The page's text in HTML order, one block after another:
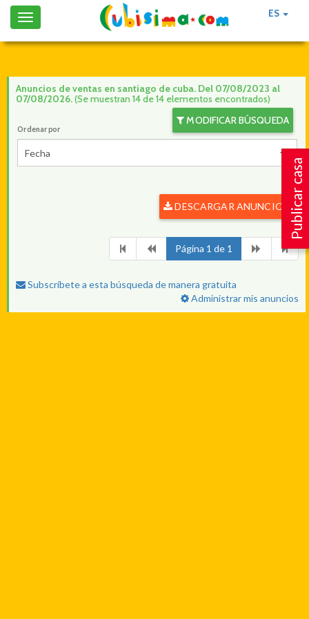
ES
Toggle
navigation
Publicar casa
Anuncios de ventas en santiago de cuba. Del 07/08/2023 al
07/08/2026.(Se muestran 14 de 14 elementos encontrados)
MODIFICAR BÚSQUEDA
Ordenar por
Fecha
DESCARGAR ANUNCIOS
Página 1 de 1
Subscríbete a esta búsqueda de manera gratuita
Administrar mis anuncios